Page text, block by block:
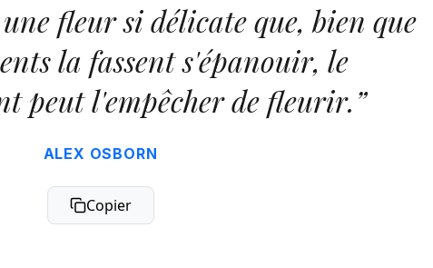
fleur si délicate que, bien que
la fassent s'épanouir, le
peut l'empêcher de fleurir.”
ALEX OSBORN
Copier